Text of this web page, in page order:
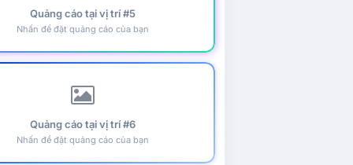
Quảng cáo tại vị trí #5
Nhấn để đặt quảng cáo của bạn
Quảng cáo tại vị trí #6
Nhấn để đặt quảng cáo của bạn